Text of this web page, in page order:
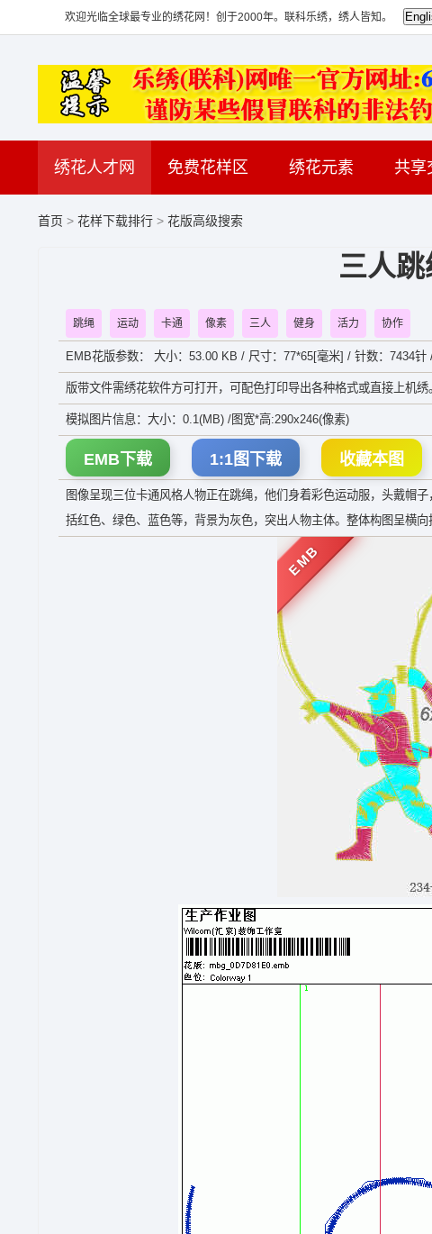
欢迎光临全球最专业的绣花网！创于2000年。联科乐绣，绣人皆知。
绣花人才网 免费花样区 绣花元素 共享
首页 > 花样下载排行 > 花版高级搜索
三人
跳绳 运动 卡通 像素 三人 健身 活力 协作
EMB花版参数： 大小：53.00 KB / 尺寸：77*65[毫米] / 针数：7434
版带文件需绣花软件方可打开，可配色打印导出各种格式或直接上机绣
模拟图片信息：大小：0.1(MB) /图宽*高:290x246(像素)
EMB下载 1:1图下载 收藏本图
图像呈现三位卡通风格人物正在跳绳，他们身着彩色运动服，头戴帽
括红色、绿色、蓝色等，背景为灰色，突出人物主体。整体构图呈横向
EMB